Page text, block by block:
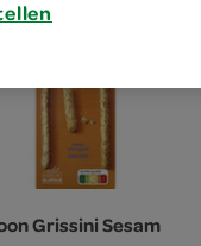
Grissini Sesam